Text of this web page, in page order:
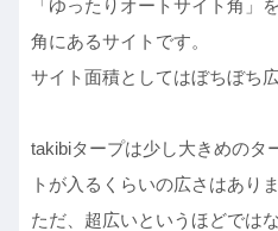
「ゆったりオートサイト角」
角にあるサイトです。
サイト面積としてはぼちぼち
takibiタープは少し大きめのタ
トが入るくらいの広さはありま
ただ、超広いというほどでは